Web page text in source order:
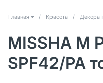
Главная / Красота /
MISSHA М
SPF42/PA